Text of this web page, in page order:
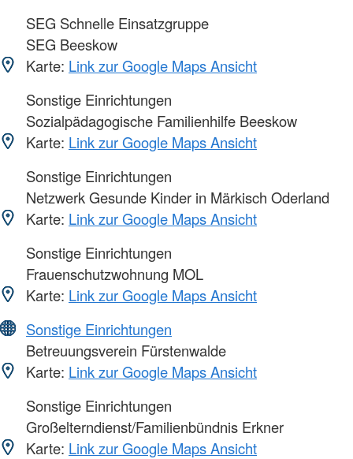
SEG Schnelle Einsatzgruppe
SEG Beeskow
Karte: Link zur Google Maps Ansicht
Sonstige Einrichtungen
Sozialpädagogische Familienhilfe Beeskow
Karte: Link zur Google Maps Ansicht
Sonstige Einrichtungen
Netzwerk Gesunde Kinder in Märkisch Oderland
Karte: Link zur Google Maps Ansicht
Sonstige Einrichtungen
Frauenschutzwohnung MOL
Karte: Link zur Google Maps Ansicht
Sonstige Einrichtungen
Betreuungsverein Fürstenwalde
Karte: Link zur Google Maps Ansicht
Sonstige Einrichtungen
Großelterndienst/Familienbündnis Erkner
Karte: Link zur Google Maps Ansicht